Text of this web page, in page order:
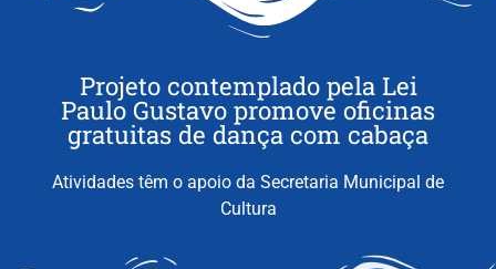
Projeto contemplado pela Lei
Paulo Gustavo promove oficinas
gratuitas de dança com cabaça
Atividades têm o apoio da Secretaria Municipal de
Cultura